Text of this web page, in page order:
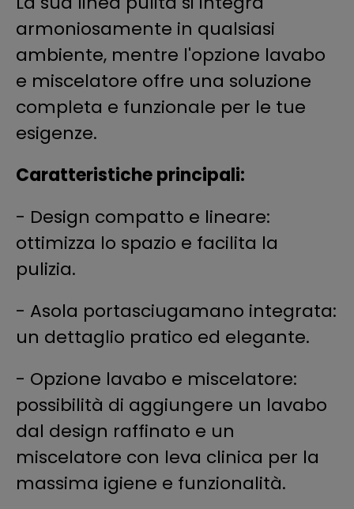
armoniosamente in qualsiasi
ambiente, mentre l'opzione lavabo
e miscelatore offre una soluzione
completa e funzionale per le tue
esigenze.
Caratteristiche principali:
- Design compatto e lineare:
ottimizza lo spazio e facilita la
pulizia.
- Asola portasciugamano integrata:
un dettaglio pratico ed elegante.
- Opzione lavabo e miscelatore:
possibilità di aggiungere un lavabo
dal design raffinato e un
miscelatore con leva clinica per la
massima igiene e funzionalità.